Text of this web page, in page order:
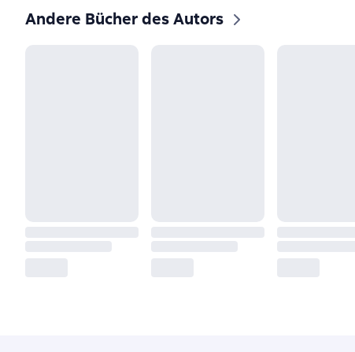
Andere Bücher des Autors